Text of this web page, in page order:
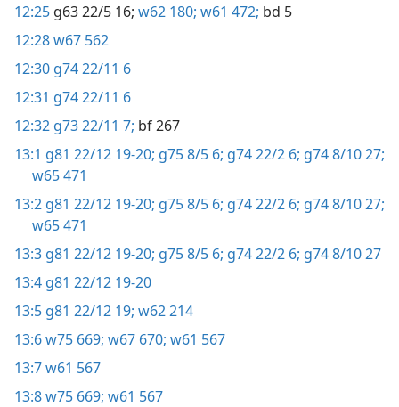
12:25 g63 22/5 16; w62 180; w61 472; bd 5
12:28w67 562
12:30 g74 22/11 6
12:31 g74 22/11 6
12:32 g73 22/11 7; bf 267
13:1 g81 22/12 19-20; g75 8/5 6; g74 22/2 6; g74 8/10 27;
w65 471
13:2 g81 22/12 19-20; g75 8/5 6; g74 22/2 6; g74 8/10 27;
w65 471
13:3 g81 22/12 19-20; g75 8/5 6; g74 22/2 6; g74 8/10 27
13:4 g81 22/12 19-20
13:5 g81 22/12 19; w62 214
13:6w75 669; w67 670; w61 567
13:7w61 567
13:8w75 669; w61 567